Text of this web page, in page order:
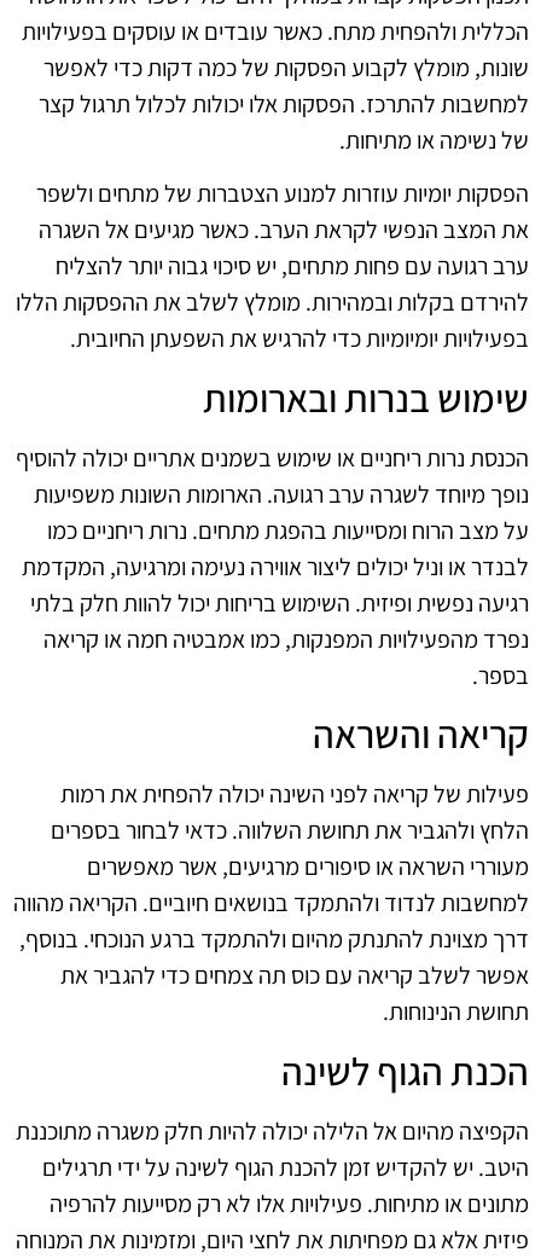
הכללית ולהפחית מתח. כאשר עובדים או עוסקים בפעילויות
שונות, מומלץ לקבוע הפסקות של כמה דקות כדי לאפשר
למחשבות להתרכז. הפסקות אלו יכולות לכלול תרגול קצר
של נשימה או מתיחות.
הפסקות יומיות עוזרות למנוע הצטברות של מתחים ולשפר
את המצב הנפשי לקראת הערב. כאשר מגיעים אל השגרה
ערב רגועה עם פחות מתחים, יש סיכוי גבוה יותר להצליח
להירדם בקלות ובמהירות. מומלץ לשלב את ההפסקות הללו
בפעילויות יומיומיות כדי להרגיש את השפעתן החיובית.
שימוש בנרות ובארומות
הכנסת נרות ריחניים או שימוש בשמנים אתריים יכולה להוסיף
נופך מיוחד לשגרה ערב רגועה. הארומות השונות משפיעות
על מצב הרוח ומסייעות בהפגת מתחים. נרות ריחניים כמו
לבנדר או וניל יכולים ליצור אווירה נעימה ומרגיעה, המקדמת
רגיעה נפשית ופיזית. השימוש בריחות יכול להוות חלק בלתי
נפרד מהפעילויות המפנקות, כמו אמבטיה חמה או קריאה
בספר.
קריאה והשראה
פעילות של קריאה לפני השינה יכולה להפחית את רמות
הלחץ ולהגביר את תחושת השלווה. כדאי לבחור בספרים
מעוררי השראה או סיפורים מרגיעים, אשר מאפשרים
למחשבות לנדוד ולהתמקד בנושאים חיוביים. הקריאה מהווה
דרך מצוינת להתנתק מהיום ולהתמקד ברגע הנוכחי. בנוסף,
אפשר לשלב קריאה עם כוס תה צמחים כדי להגביר את
תחושת הנינוחות.
הכנת הגוף לשינה
הקפיצה מהיום אל הלילה יכולה להיות חלק משגרה מתוכננת
היטב. יש להקדיש זמן להכנת הגוף לשינה על ידי תרגילים
מתונים או מתיחות. פעילויות אלו לא רק מסייעות להרפיה
פיזית אלא גם מפחיתות את לחצי היום, ומזמינות את המנוחה